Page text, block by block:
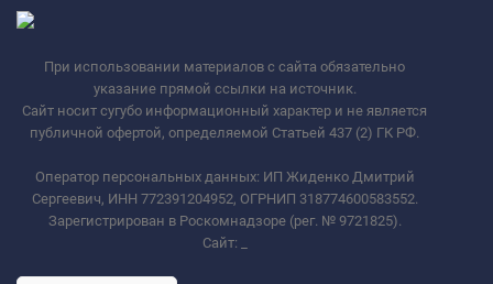
При использовании материалов с сайта обязательно
указание прямой ссылки на источник.
Сайт носит сугубо информационный характер и не является
публичной офертой, определяемой Статьей 437 (2) ГК РФ.
Оператор персональных данных: ИП Жиденко Дмитрий
Сергеевич, ИНН 772391204952, ОГРНИП 318774600583552.
Зарегистрирован в Роскомнадзоре (рег. № 9721825).
Сайт: